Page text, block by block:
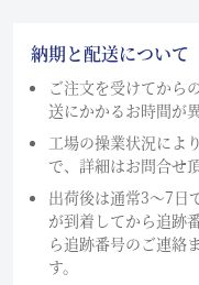
納期と配送について
ご注文を受けてから
送にかかるお時間が
工場の操業状況によ
で、詳細はお問合せ
出荷後は通常3～7日
が到着してから追跡
ら追跡番号のご連絡
す。